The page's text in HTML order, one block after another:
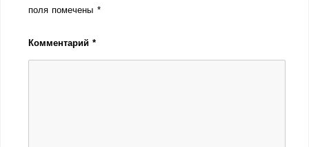
поля помечены *
Комментарий*